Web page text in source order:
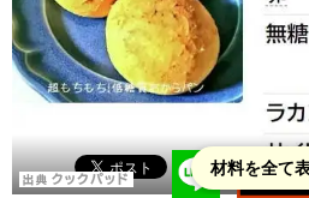
材料を全て